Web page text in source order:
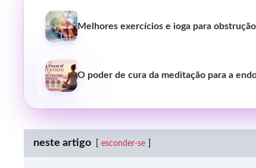
Melhores exercícios e ioga para
O poder de cura da meditação para a
neste artigo esconder-se